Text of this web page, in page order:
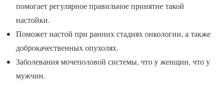
помогает регулярное правильное принятие такой
настойки.
Поможет настой при ранних стадиях онкологии, а также
доброкачественных опухолях.
Заболевания мочеполовой системы, что у женщин, что у
мужчин.